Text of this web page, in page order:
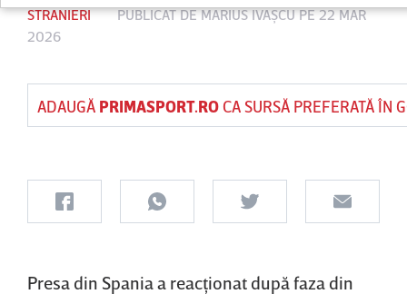
STRANIERI PUBLICAT DEMARIUS IVAŞCUPE 22 MAR
2026
ADAUGĂ PRIMASPORT.ROCA SURSĂ PREFERATĂ ÎN
Presa din Spania a reacţionat după faza din